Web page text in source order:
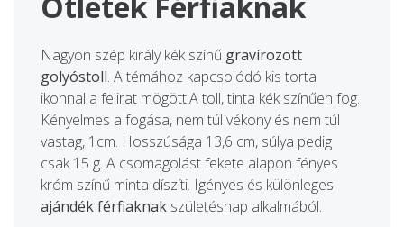
Nagyon szép király kék színű gravírozott
golyóstoll. A témához kapcsolódó kis torta
ikonnal a felirat mögött.A toll, tinta kék színűen fog.
Kényelmes a fogása, nem túl vékony és nem túl
vastag, 1cm. Hosszúsága 13,6 cm, súlya pedig
csak 15 g. A csomagolást fekete alapon fényes
króm színű minta díszíti. Igényes és különleges
ajándék férfiaknak születésnap alkalmából.